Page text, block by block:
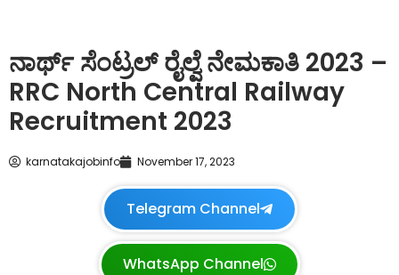
ನಾರ್ಥ್ ಸೆಂಟ್ರಲ್ ರೈಲ್ವೆ ನೇಮಕಾತಿ 2023 –
RRC North Central Railway
Recruitment 2023
karnatakajobinfo November 17, 2023
Telegram Channel
WhatsApp Channel